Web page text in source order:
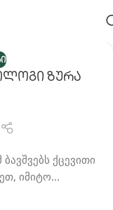
Ზურა
ქცევითი
იმიტო...